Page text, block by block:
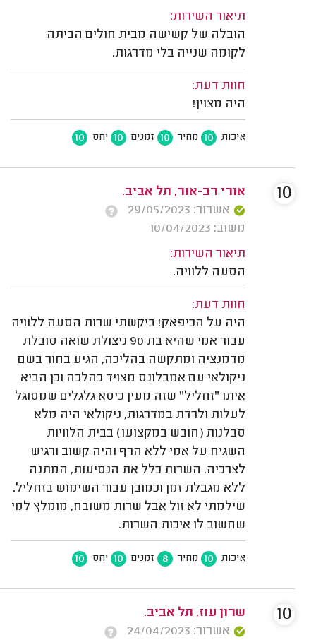
תיאור השירות:
הובלה של קשישה מבית חולים הביתה
לקומה שנייה בלי מדרגות.
חוות דעת:
היה מצוין!
איכות 10 מחיר 10 זמנים 10 יחס 10
אורי רב-אור, תל אביב.
אשרור: 29/05/2023
משוב: 10/04/2023
תיאור השירות:
הסעה ללוויה.
חוות דעת:
היה על הכיפאק! ביקשתי שרות הסעה ללוויה
עבור אמי שהיא בת 90 ניצולת שואה סובלת
מדמנציה ומתקשה בהליכה, הגיע בחור בשם
ניקולאי עם אמבלונס מצויד כהלכה וכן הביא
איתו "זחליל" שזה מעין כיסא גלגלים שמסוגל
לעלות ולרדת במדרגות, ניקולאי היה מלא
סבלנות (חובש במקצועו) בבית הלוויות
השגיח על אמי ללא הרף והיה קשוב ורגיש
לצרכיה. השרות כלל את הנסיעות, המתנה
ללא מגבלת זמן וכמובן עבור השימוש בזחליל.
שילמתי לא זול אבל שרות משובח, מומלץ למי
שחשוב לו איכות השרות.
איכות 10 מחיר 8 זמנים 10 יחס 10
10
שרון עוז, תל אביב.
אשרור: 24/04/2023
10